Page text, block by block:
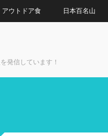
アウトドア食 日本百名山
発信しています！